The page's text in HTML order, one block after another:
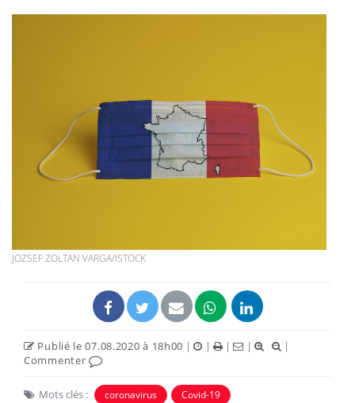
JOZSEF ZOLTAN VARGA/ISTOCK
Publié le 07.08.2020 à 18h00 | | | |
|
Commenter
Mots clés : coronavirus
Covid-19